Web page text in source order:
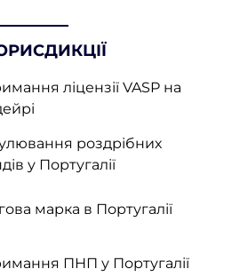
ліцензії VASP на
роздрібних
у Португалії
марка в Португалії
ПНП у Португалії